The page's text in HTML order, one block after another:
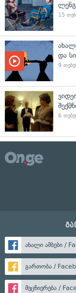
15
და
9
6
ახალი ამბები /
გართობა /
მეცნიერება /